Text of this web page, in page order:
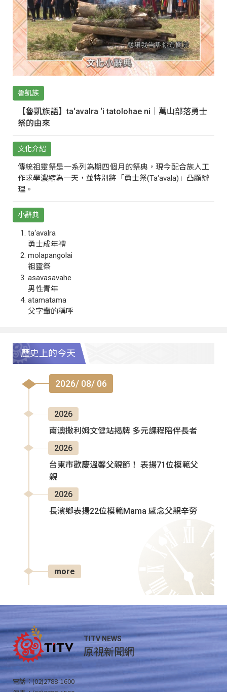
魯凱族
【魯凱族語】ta‘avalra ‘i tatolohae ni｜萬山部落勇士
祭的由來
文化介紹
傳統祖靈祭是一系列為期四個月的祭典，現今配合族人工
作求學濃縮為一天，並特別將「勇士祭(Ta‘avala)」凸顯辦
理。
小辭典
ta‘avalra
勇士成年禮
molapangolai
祖靈祭
asavasavahe
男性青年
atamatama
父字輩的稱呼
歷史上的今天
2026/ 08/ 06
2026
南澳撒利姆文健站揭牌 多元課程陪伴長者
2026
台東市歡慶溫馨父親節！ 表揚71位模範父
親
2026
長濱鄉表揚22位模範Mama 感念父親辛勞
more
TITV NEWS
原視新聞網
電話：(02)2788-1600